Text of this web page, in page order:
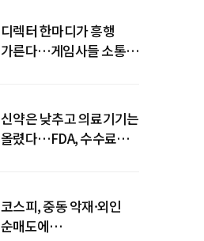
디렉터 한마디가 흥행
가른다…게임사들 소통
신약은 낮추고 의료기기는
올렸다…FDA, 수수료
코스피, 중동 악재·외인
순매도에